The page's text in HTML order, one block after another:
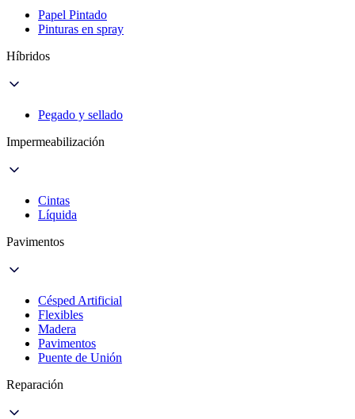
Papel Pintado
Pinturas en spray
Híbridos
Pegado y sellado
Impermeabilización
Cintas
Líquida
Pavimentos
Césped Artificial
Flexibles
Madera
Pavimentos
Puente de Unión
Reparación